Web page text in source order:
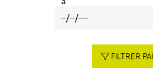
FILTRER